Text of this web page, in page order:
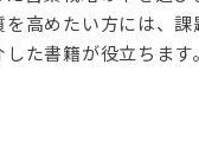
高めたい方には、課
た書籍が役立ちます。